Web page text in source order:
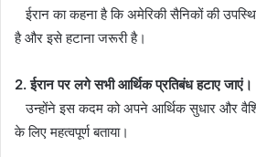
ईरान का कहना है कि अमेरिकी सैनिकों की
है और इसे हटाना जरूरी है।
2. ईरान पर लगे सभी आर्थिक प्रतिबंध हटाए जाएं।
उन्होंने इस कदम को अपने आर्थिक सुधार और
के लिए महत्वपूर्ण बताया।